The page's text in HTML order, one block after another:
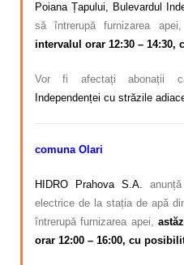
Poiana Țapului, Bulevardul
să întrerupă furnizarea apei,
intervalul orar 12:30 –
Vor fi afectați abonații
Independenței cu străzile
comuna Olari
HIDRO Prahova S.A.
electrice de la stația de apă
întrerupă furnizarea apei,
orar 12:00 – 16:00, cu